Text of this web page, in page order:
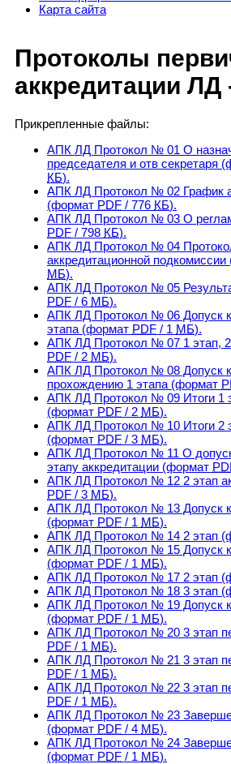
Карта сайта
Протоколы
аккредитации ЛД
Прикрепленные файлы:
АПК ЛД Протокол № 01 О
председателя и отв секретаря
КБ).
АПК ЛД Протокол № 02 График
(формат PDF / 776 КБ).
АПК ЛД Протокол № 03 О
PDF / 798 КБ).
АПК ЛД Протокол № 04
аккредитационной подкомиссии
МБ).
АПК ЛД Протокол № 05
PDF / 6 МБ).
АПК ЛД Протокол № 06 Допуск к
этапа (формат PDF / 1 МБ).
АПК ЛД Протокол № 07 1 этап,
PDF / 2 МБ).
АПК ЛД Протокол № 08 Допуск
прохождению 1 этапа (формат
АПК ЛД Протокол № 09 Итоги 1
(формат PDF / 2 МБ).
АПК ЛД Протокол № 10 Итоги 2
(формат PDF / 3 МБ).
АПК ЛД Протокол № 11 О
этапу аккредитации (формат
АПК ЛД Протокол № 12 2 этап
PDF / 3 МБ).
АПК ЛД Протокол № 13 Допуск к
(формат PDF / 1 МБ).
АПК ЛД Протокол № 14 2 этап
АПК ЛД Протокол № 15 Допуск к
(формат PDF / 1 МБ).
АПК ЛД Протокол № 17 2 этап
АПК ЛД Протокол № 18 3 этап
АПК ЛД Протокол № 19 Допуск к
(формат PDF / 1 МБ).
АПК ЛД Протокол № 20 3 этап
PDF / 1 МБ).
АПК ЛД Протокол № 21 3 этап
PDF / 1 МБ).
АПК ЛД Протокол № 22 3 этап
PDF / 1 МБ).
АПК ЛД Протокол № 23
(формат PDF / 4 МБ).
АПК ЛД Протокол № 24
(формат PDF / 1 МБ).